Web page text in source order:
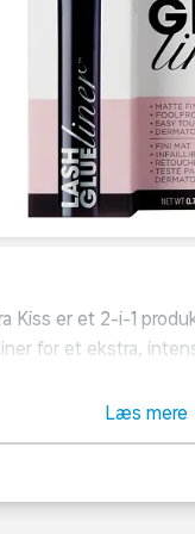
Kiss er et 2-i-1
for et ekstra,
af
Læs mere